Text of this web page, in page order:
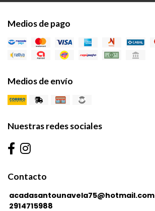
Medios de pago
Medios de envío
Nuestras redes sociales
Contacto
acadasantounavela75@hotmail.com
2914715988